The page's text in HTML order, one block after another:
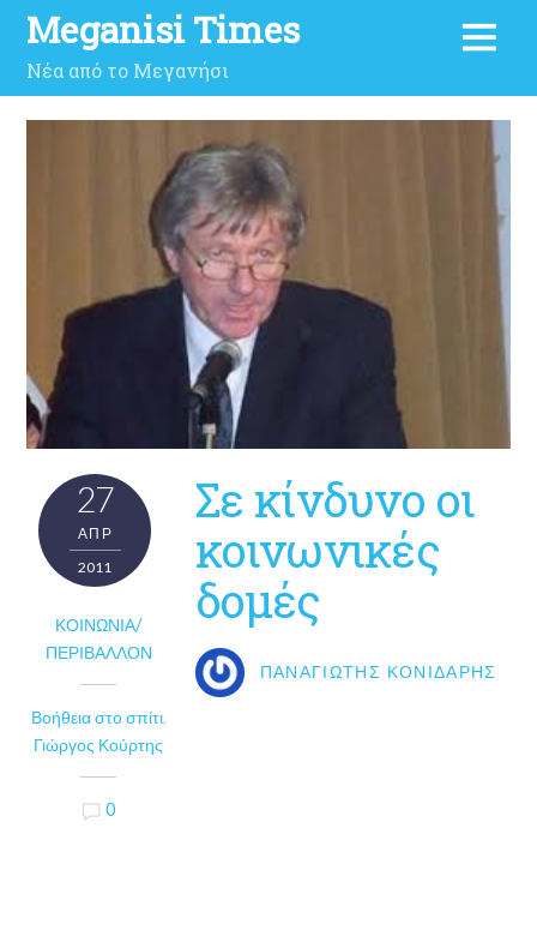
Meganisi Times
Νέα από το Μεγανήσι
27
ΑΠΡ
2011
ΚΟΙΝΩΝΊΑ/
ΠΕΡΙΒΆΛΛΟΝ
Βοήθεια στο σπίτι,
Γιώργος Κούρτης
0
Σε κίνδυνο οι
κοινωνικές
δομές
ΠΑΝΑΓΙΏΤΗΣ ΚΟΝΙΔΆΡΗΣ